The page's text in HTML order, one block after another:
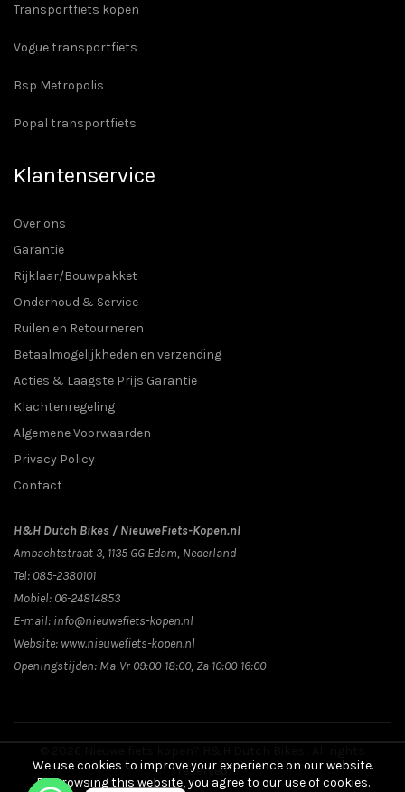
Transportfiets kopen
Vogue transportfiets
Bsp Metropolis
Popal transportfiets
Klantenservice
Over ons
Garantie
Rijklaar/Bouwpakket
Onderhoud & Service
Ruilen en Retourneren
Betaalmogelijkheden en verzending
Acties & Laagste Prijs Garantie
Klachtenregeling
Algemene Voorwaarden
Privacy Policy
Contact
H&H Dutch Bikes / NieuweFiets-Kopen.nl
Ambachtstraat 3, 1135 GG Edam, Nederland
Tel: 085-2380101
Mobiel: 06-24814853
E-mail: info@nieuwefiets-kopen.nl
Website: www.nieuwefiets-kopen.nl
Openingstijden: Ma-Vr 09:00-18:00, Za 10:00-16:00
reserved
We use cookies to improve your experience on our website.
By browsing this website, you agree to our use of cookies.